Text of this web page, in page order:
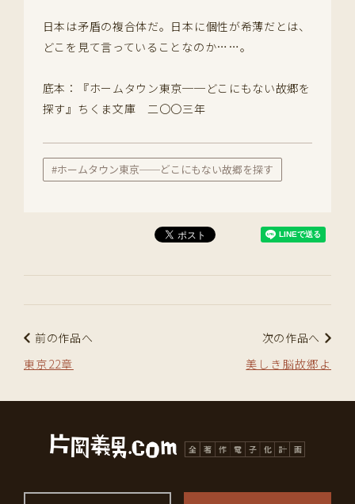
日本は矛盾の複合体だ。日本に個性が希薄だとは、
どこを見て言っていることなのか……。
底本：『ホームタウン東京──どこにもない故郷を
探す』ちくま文庫 二〇〇三年
#ホームタウン東京──どこにもない故郷を探す
前の作品へ
東京22章
次の作品へ
美しき脳故郷よ